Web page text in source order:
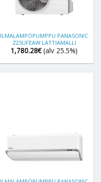
ILMALÄMPÖPUMPPU PANASONIC
Z25UFEAW LATTIAMALLI
1,780.28€ (alv 25.5%)